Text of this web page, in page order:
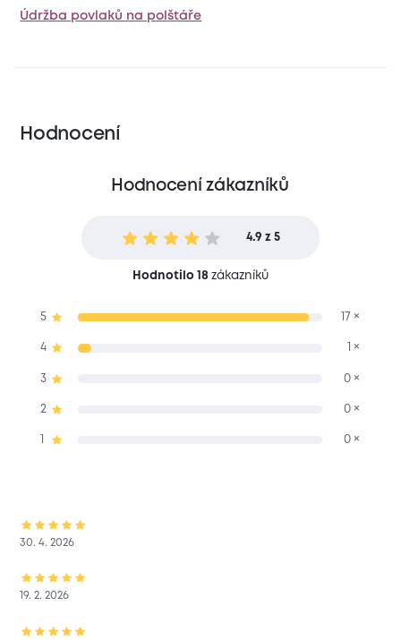
Údržba povlaků na polštáře
Hodnocení
Hodnocení zákazníků
4.9 z 5
Hodnotilo 18 zákazníků
5 17 ×
4 1 ×
3 0 ×
2 0 ×
0 ×
30. 4. 2026
19. 2. 2026